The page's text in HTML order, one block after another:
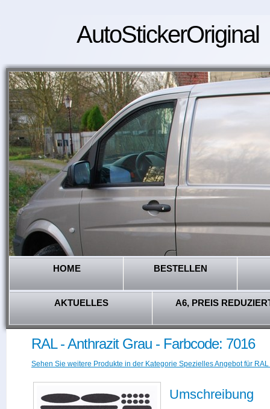
AutoStickerOriginal
HOME BESTELLEN
AKTUELLES A6, PREIS
RAL - Anthrazit Grau - Farbcode: 7016
Sehen Sie weitere Produkte in der Kategorie Spezielles Angebot für
Umschreibung